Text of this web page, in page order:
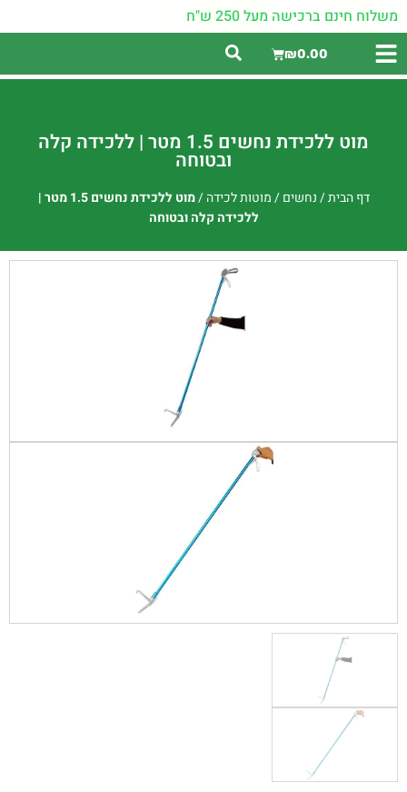
משלוח חינם ברכישה מעל 250 ש"ח
₪0.00
מוט ללכידת נחשים 1.5 מטר | ללכידה קלה
ובטוחה
דף הבית/נחשים/מוטות לכידה/
מוט ללכידת נחשים 1.5 מטר |
ללכידה קלה ובטוחה